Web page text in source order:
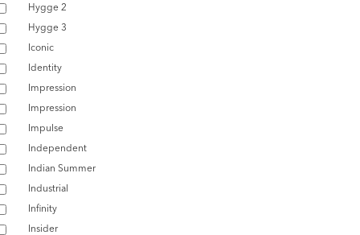
Hygge 2
Hygge 3
Iconic
Identity
Impression
Impression
Impulse
Independent
Indian Summer
Industrial
Infinity
Insider